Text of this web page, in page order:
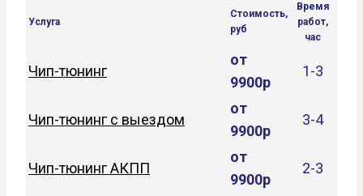
Услуга
Стоимость,
руб
Время
работ,
час
Чип-тюнинг
от
9900р
1-3
Чип-тюнинг с выездом
от
9900р
3-4
Чип-тюнинг АКПП
от
9900р
2-3